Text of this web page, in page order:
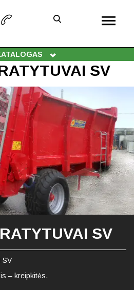
SV
SV
SV
– kreipkitės.